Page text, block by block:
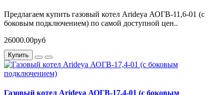
Предлагаем купить газовый котел Arideya АОГВ-11,6-01 (с
боковым подключением) по самой доступной цен..
26000.00руб
Купить
Газовый котел Arideya АОГВ-17,4-01 (с боковым